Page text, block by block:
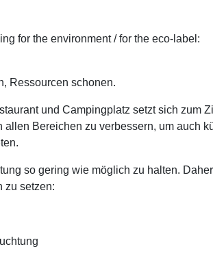
for the environment / for the eco-label:
Ressourcen schonen.
und Campingplatz setzt sich zum
Bereichen zu verbessern, um auch
so gering wie möglich zu halten.
zu setzen: